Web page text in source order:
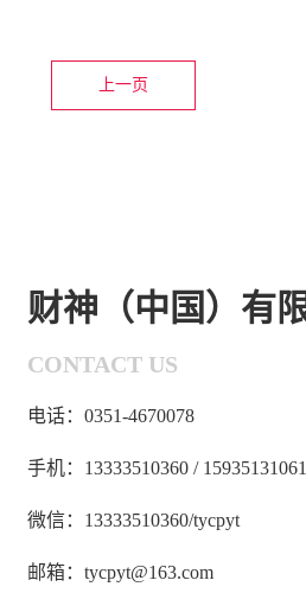
上一页
财神（中国）有
CONTACT US
电话：0351-4670078
手机：13333510360 / 15935131061
微信：13333510360/tycpyt
邮箱：tycpyt@163.com